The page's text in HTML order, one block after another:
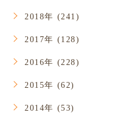
2018年 (241)
2017年 (128)
2016年 (228)
2015年 (62)
2014年 (53)